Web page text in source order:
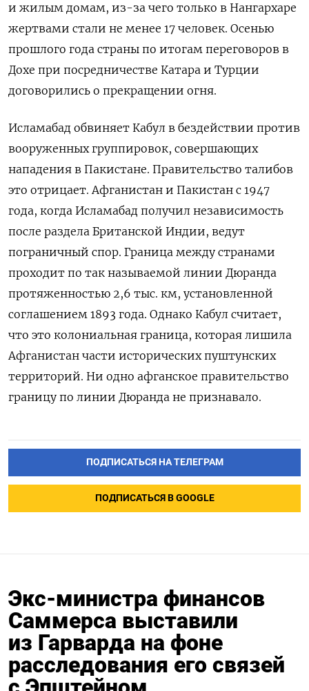
и жилым домам, из-за чего только в Нангархаре
жертвами стали не менее 17 человек. Осенью
прошлого года страны по итогам переговоров в
Дохе при посредничестве Катара и Турции
договорились о прекращении огня.
Исламабад обвиняет Кабул в бездействии против
вооруженных группировок, совершающих
нападения в Пакистане. Правительство талибов
это отрицает. Афганистан и Пакистан с 1947
года, когда Исламабад получил независимость
после раздела Британской Индии, ведут
пограничный спор. Граница между странами
проходит по так называемой линии Дюранда
протяженностью 2,6 тыс. км, установленной
соглашением 1893 года. Однако Кабул считает,
что это колониальная граница, которая лишила
Афганистан части исторических пуштунских
территорий. Ни одно афганское правительство
границу по линии Дюранда не признавало.
ПОДПИСАТЬСЯ НА ТЕЛЕГРАМ
ПОДПИСАТЬСЯ В GOOGLE
Экс-министра финансов
Саммерса выставили
из Гарварда на фоне
расследования его связей